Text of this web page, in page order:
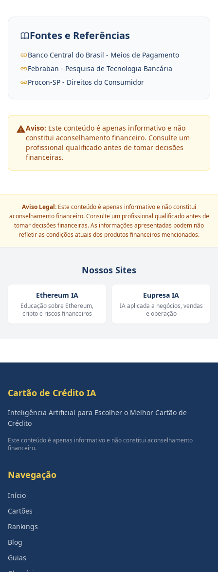
Fontes e Referências
Banco Central do Brasil - Meios de Pagamento
Febraban - Pesquisa de Tecnologia Bancária
Procon-SP - Direitos do Consumidor
Aviso: Este conteúdo é apenas informativo e não
constitui aconselhamento financeiro. Consulte um
profissional qualificado antes de tomar decisões
financeiras.
Aviso Legal: Este conteúdo é apenas informativo e não constitui
aconselhamento financeiro. Consulte um profissional qualificado antes de
tomar decisões financeiras. As informações apresentadas podem não
refletir as condições atuais dos produtos financeiros mencionados.
Nossos Sites
Ethereum IA
Educação sobre Ethereum,
cripto e riscos financeiros
Eupresa IA
IA aplicada a negócios, vendas
e operação
Cartão de Crédito IA
Inteligência Artificial para Escolher o Melhor Cartão de
Crédito
Este conteúdo é apenas informativo e não constitui aconselhamento
financeiro.
Navegação
Início
Cartões
Rankings
Blog
Guias